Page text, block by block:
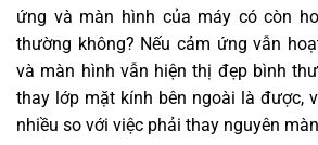
ứng và màn hình của máy có còn
thường không? Nếu cảm ứng vẫn
và màn hình vẫn hiện thị đẹp bình
thay lớp mặt kính bên ngoài là được,
nhiều so với việc phải thay nguyên